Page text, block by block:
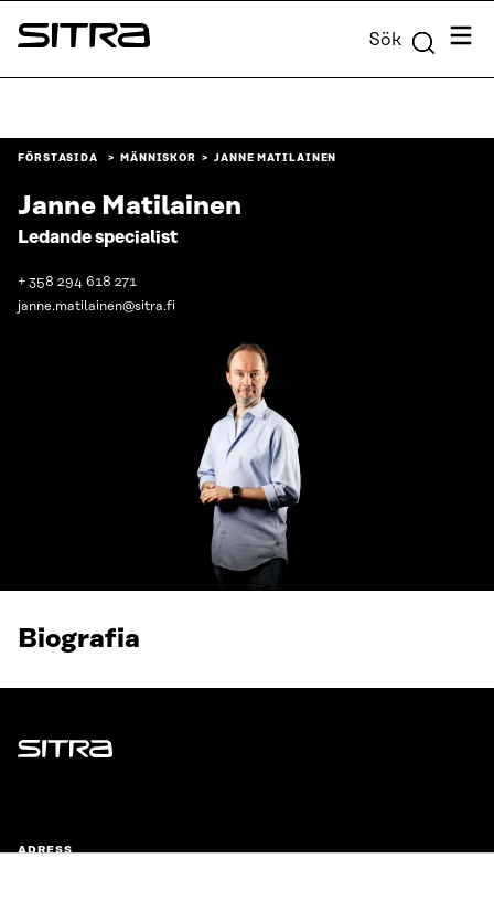
Skip to
content
Sitra Sök Meny
FÖRSTASIDA MÄNNISKOR JANNE MATILAINEN
Janne Matilainen
Ledande specialist
+ 358 294 618 271
janne.matilainen@sitra.fi
Biografia
Sitra
ADRESS